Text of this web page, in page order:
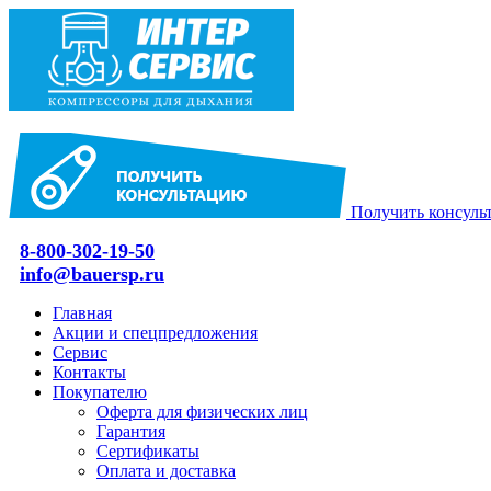
Получить
8-800-302-19-50
info@bauersp.ru
Главная
Акции и спецпредложения
Сервис
Контакты
Покупателю
Оферта для физических лиц
Гарантия
Сертификаты
Оплата и доставка